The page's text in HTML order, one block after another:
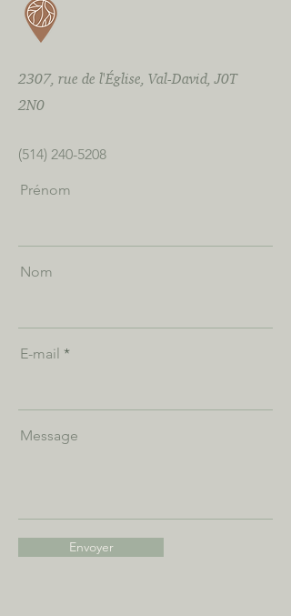
2307, rue de l'Église, Val-David, J0T
2N0
(514) 240-5208
Prénom
Nom
E-mail
Message
Envoyer